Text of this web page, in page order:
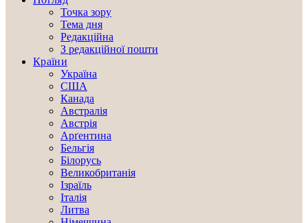
Точка зору
Тема дня
Редакційна
З редакційної пошти
Країни
Україна
США
Канада
Австралія
Австрія
Арґентина
Бельгія
Білорусь
Великобританія
Ізраїль
Італія
Литва